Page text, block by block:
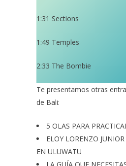
1:31 ​ Sections
1:49 ​ Temples
2:33 ​ The Bombie
Te presentamos otras
de Bali:
5 OLAS PARA
ELOY LORENZO
EN ULUWATU